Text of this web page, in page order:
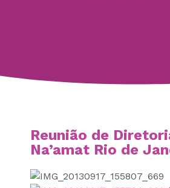
Reunião de
Na’amat Rio de